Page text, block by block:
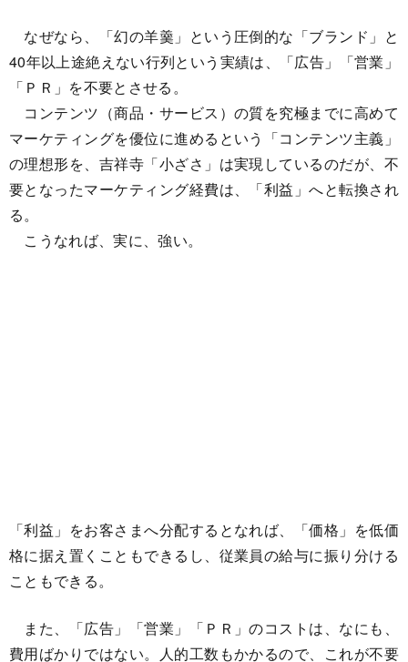
なぜなら、「幻の羊羹」という圧倒的な「ブランド」と
40年以上途絶えない行列という実績は、「広告」「営業」
「ＰＲ」を不要とさせる。
コンテンツ（商品・サービス）の質を究極までに高めて
マーケティングを優位に進めるという「コンテンツ主義」
の理想形を、吉祥寺「小ざさ」は実現しているのだが、不
要となったマーケティング経費は、「利益」へと転換され
る。
こうなれば、実に、強い。
「利益」をお客さまへ分配するとなれば、「価格」を低価
格に据え置くこともできるし、従業員の給与に振り分ける
こともできる。
また、「広告」「営業」「ＰＲ」のコストは、なにも、
費用ばかりではない。人的工数もかかるので、これが不要